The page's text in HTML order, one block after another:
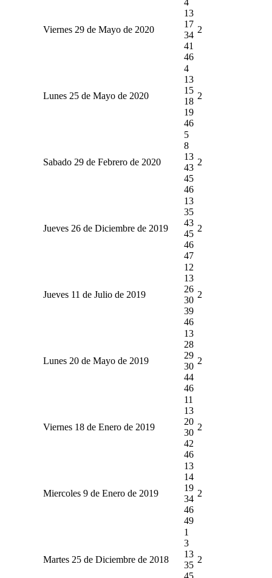
Viernes 29 de Mayo de 2020
13
17
34
41
46
2
Lunes 25 de Mayo de 2020
4
13
15
18
19
46
2
Sabado 29 de Febrero de 2020
5
8
13
43
45
46
2
Jueves 26 de Diciembre de 2019
13
35
43
45
46
47
2
Jueves 11 de Julio de 2019
12
13
26
30
39
46
2
Lunes 20 de Mayo de 2019
13
28
29
30
44
46
2
Viernes 18 de Enero de 2019
11
13
20
30
42
46
2
Miercoles 9 de Enero de 2019
13
14
19
34
46
49
2
Martes 25 de Diciembre de 2018
1
3
13
35
45
2